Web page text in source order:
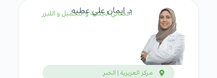
د. ايمان علي عطيه
أخصائي الجلدية و التجميل و الليزر
مركز العزيزية | الخبر